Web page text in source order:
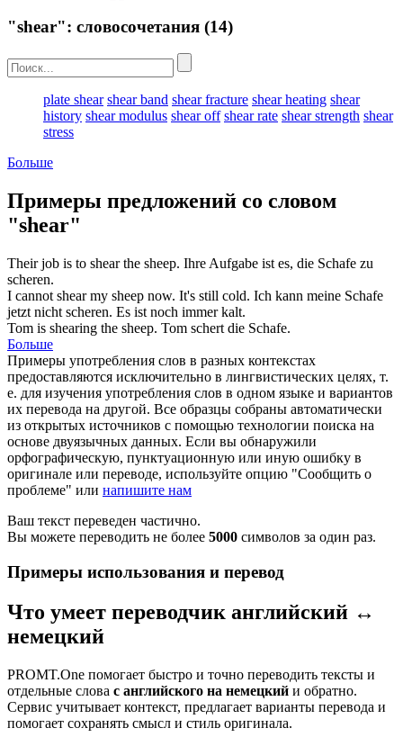
"shear": словосочетания (14)
plate shear shear band shear fracture shear heating shear
history shear modulus shear off shear rate shear strength shear
stress
Больше
Примеры предложений со словом
"shear"
Their job is to shearthe sheep. Ihre Aufgabe ist es, die Schafe zu
scheren.
I cannot shearmy sheep now. It's still cold. Ich kann meine Schafe
jetzt nicht scheren. Es ist noch immer kalt.
Tom is shearing the sheep. Tom schert die Schafe.
Больше
Примеры употребления слов в разных контекстах
предоставляются исключительно в лингвистических целях, т.
е. для изучения употребления слов в одном языке и вариантов
их перевода на другой. Все образцы собраны автоматически
из открытых источников с помощью технологии поиска на
основе двуязычных данных. Если вы обнаружили
орфографическую, пунктуационную или иную ошибку в
оригинале или переводе, используйте опцию "Сообщить о
проблеме" или напишите нам
Ваш текст переведен частично.
Вы можете переводить не более 5000 символов за один раз.
Примеры использования и перевод
Что умеет переводчик английский ↔
немецкий
PROMT.One помогает быстро и точно переводить тексты и
отдельные слова с английского на немецкий и обратно.
Сервис учитывает контекст, предлагает варианты перевода и
помогает сохранять смысл и стиль оригинала.